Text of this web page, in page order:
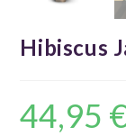
Hibiscus
44,95